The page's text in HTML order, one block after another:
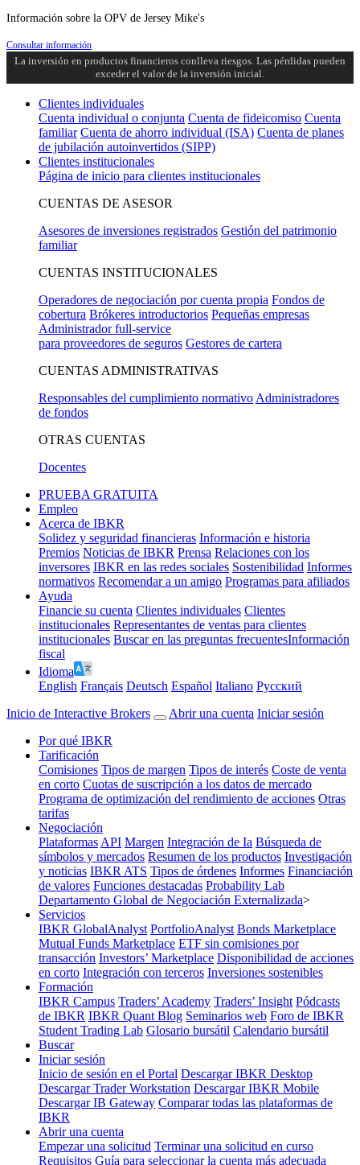
Información sobre la OPV de Jersey Mike's
Consultar información
La inversión en productos financieros conlleva riesgos. Las pérdidas pueden
exceder el valor de la inversión inicial.
Clientes individuales
Cuenta individual o conjunta Cuenta de fideicomiso Cuenta
familiar Cuenta de ahorro individual (ISA) Cuenta de planes
de jubilación autoinvertidos (SIPP)
Clientes institucionales
Página de inicio para clientes institucionales
CUENTAS DE ASESOR
Asesores de inversiones registrados Gestión del patrimonio
familiar
CUENTAS INSTITUCIONALES
Operadores de negociación por cuenta propia Fondos de
cobertura Brókeres introductorios Pequeñas empresas
Administrador full-service
para proveedores de seguros Gestores de cartera
CUENTAS ADMINISTRATIVAS
Responsables del cumplimiento normativo Administradores
de fondos
OTRAS CUENTAS
Docentes
PRUEBA GRATUITA
Empleo
Acerca de IBKR
Solidez y seguridad financieras Información e historia
Premios Noticias de IBKR Prensa Relaciones con los
inversores IBKR en las redes sociales Sostenibilidad Informes
normativos Recomendar a un amigo Programas para afiliados
Ayuda
Financie su cuenta Clientes individuales Clientes
institucionales Representantes de ventas para clientes
institucionales Buscar en las preguntas frecuentesInformación
fiscal
Idioma
English Français Deutsch Español Italiano Pусский
Inicio de Interactive Brokers
Abrir una cuenta Iniciar sesión
Por qué IBKR
Tarificación
Comisiones Tipos de margen Tipos de interés Coste de venta
en corto Cuotas de suscripción a los datos de mercado
Programa de optimización del rendimiento de acciones Otras
tarifas
Negociación
Plataformas API Margen Integración de Ia Búsqueda de
símbolos y mercados Resumen de los productos Investigación
y noticias IBKR ATS Tipos de órdenes Informes Financiación
de valores Funciones destacadas Probability Lab
Departamento Global de Negociación Externalizada>
Servicios
IBKR GlobalAnalyst PortfolioAnalyst Bonds Marketplace
Mutual Funds Marketplace ETF sin comisiones por
transacción Investors’ Marketplace Disponibilidad de acciones
en corto Integración con terceros Inversiones sostenibles
Formación
IBKR Campus Traders’ Academy Traders’ Insight Pódcasts
de IBKR IBKR Quant Blog Seminarios web Foro de IBKR
Student Trading Lab Glosario bursátil Calendario bursátil
Buscar
Iniciar sesión
Inicio de sesión en el Portal Descargar IBKR Desktop
Descargar Trader Workstation Descargar IBKR Mobile
Descargar IB Gateway Comparar todas las plataformas de
IBKR
Abrir una cuenta
Empezar una solicitud Terminar una solicitud en curso
Requisitos Guía para seleccionar la cuenta más adecuada